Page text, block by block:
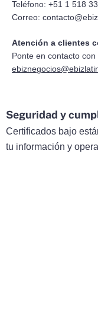
Teléfono: +51 1 518
Correo:
Atención a clientes
Ponte en contacto
Seguridad y
Certificados bajo
tu información y